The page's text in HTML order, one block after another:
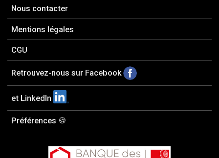
Nous contacter
Mentions légales
CGU
Retrouvez-nous sur Facebook
et LinkedIn
Préférences 🍪